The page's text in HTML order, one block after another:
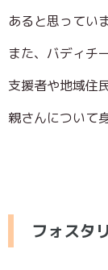
あると思ってい
また、バディチ
支援者や地域住
親さんについて
フォスタ